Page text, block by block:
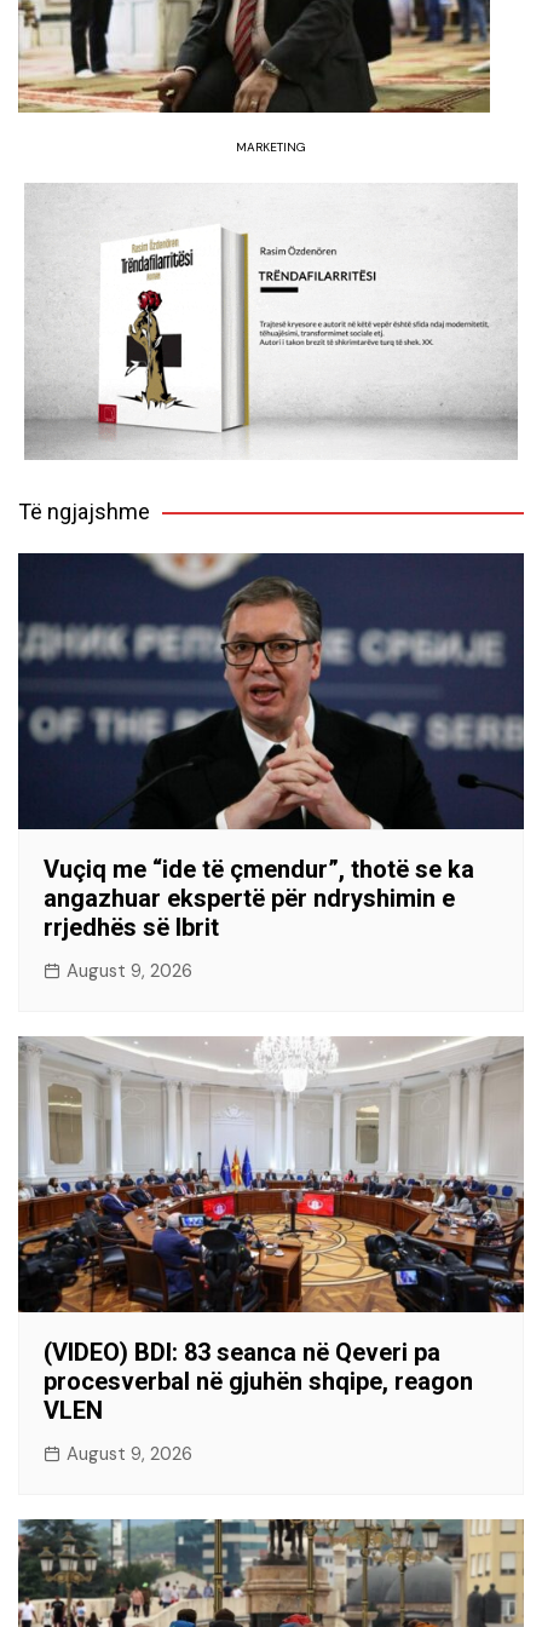
MARKETING
Të ngjajshme
Vuçiq me “ide të çmendur”, thotë se ka
angazhuar ekspertë për ndryshimin e
rrjedhës së Ibrit
August 9, 2026
(VIDEO) BDI: 83 seanca në Qeveri pa
procesverbal në gjuhën shqipe, reagon
VLEN
August 9, 2026